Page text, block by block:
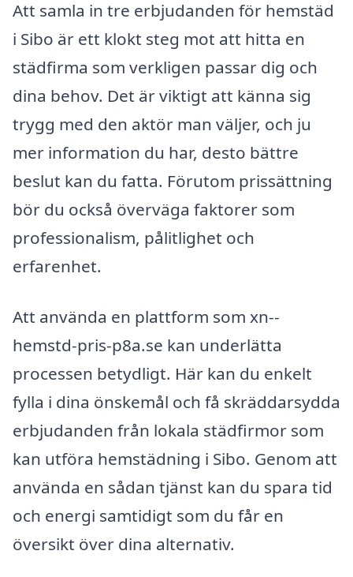
Att samla in tre erbjudanden för hemstäd
i Sibo är ett klokt steg mot att hitta en
städfirma som verkligen passar dig och
dina behov. Det är viktigt att känna sig
trygg med den aktör man väljer, och ju
mer information du har, desto bättre
beslut kan du fatta. Förutom prissättning
bör du också överväga faktorer som
professionalism, pålitlighet och
erfarenhet.
Att använda en plattform som xn--
hemstd-pris-p8a.se kan underlätta
processen betydligt. Här kan du enkelt
fylla i dina önskemål och få skräddarsydda
erbjudanden från lokala städfirmor som
kan utföra hemstädning i Sibo. Genom att
använda en sådan tjänst kan du spara tid
och energi samtidigt som du får en
översikt över dina alternativ.